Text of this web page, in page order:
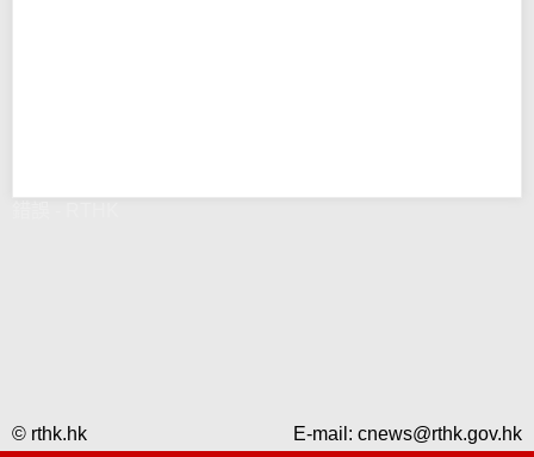
© rthk.hk E-mail: cnews@rthk.gov.hk